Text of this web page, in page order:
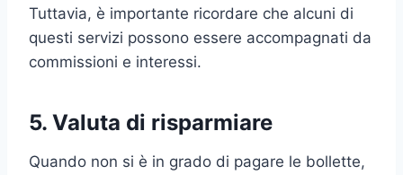
Tuttavia, è importante ricordare che alcuni di
questi servizi possono essere accompagnati da
commissioni e interessi.
5. Valuta di risparmiare
Quando non si è in grado di pagare le bollette,